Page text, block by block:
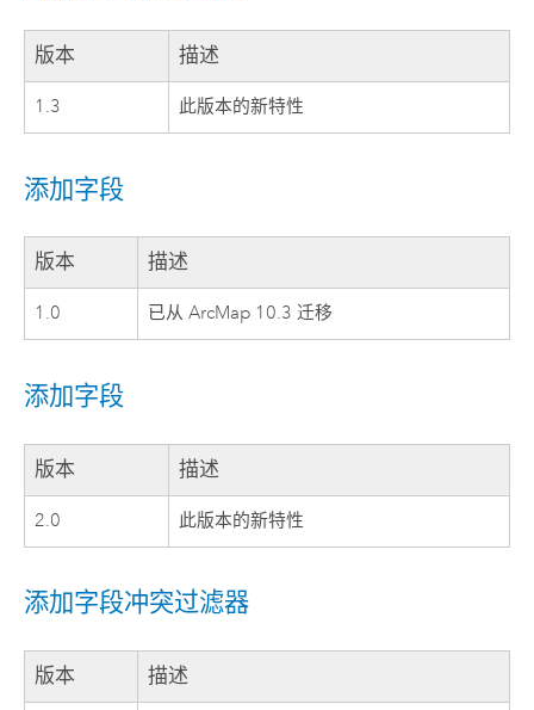
版本 描述
1.3 此版本的新特性
添加字段
版本 描述
1.0 已从 ArcMap 10.3 迁移
添加字段
版本 描述
2.0 此版本的新特性
添加字段冲突过滤器
版本 描述